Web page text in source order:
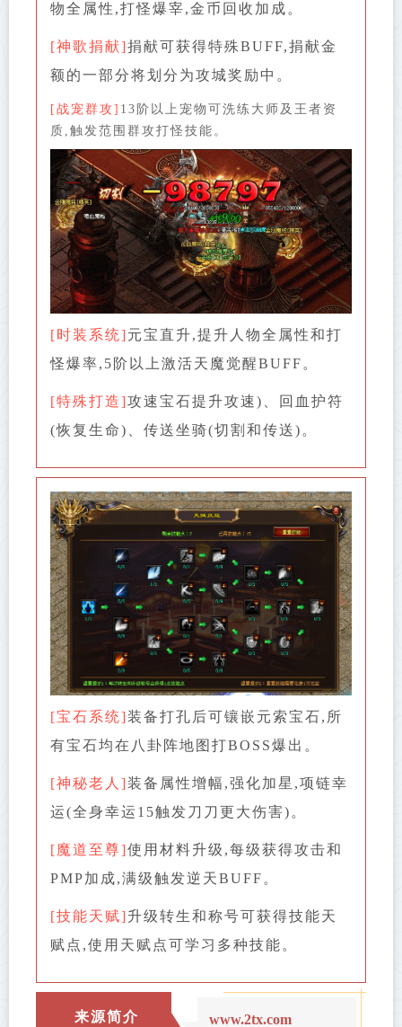
物全属性,打怪爆宰,金币回收加成。
[神歌捐献]捐献可获得特殊BUFF,捐献金
额的一部分将划分为攻城奖励中。
[战宠群攻] 13阶以上宠物可洗练大师及王者资
质,触发范围群攻打怪技能。
[时装系统]元宝直升,提升人物全属性和打
怪爆率,5阶以上激活天魔觉醒BUFF。
[特殊打造]攻速宝石提升攻速)、回血护符
(恢复生命)、传送坐骑(切割和传送)。
[宝石系统]装备打孔后可镶嵌元索宝石,所
有宝石均在八卦阵地图打BOSS爆出。
[神秘老人]装备属性增幅,强化加星,项链幸
运(全身幸运15触发刀刀更大伤害)。
[魔道至尊]使用材料升级,每级获得攻击和
PMP加成,满级触发逆天BUFF。
[技能天赋]升级转生和称号可获得技能天
赋点,使用天赋点可学习多种技能。
来源简介 www.2tx.com